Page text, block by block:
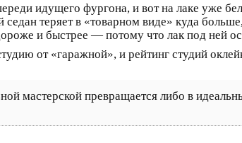
идущего фургона, и вот на лаке уже
теряет в «товарном виде» куда
и быстрее — потому что лак под ней
от «гаражной», и рейтинг студий
мастерской превращается либо в